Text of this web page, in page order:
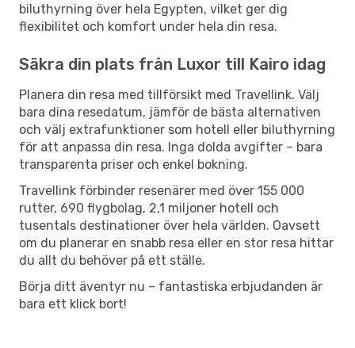
biluthyrning över hela Egypten, vilket ger dig
flexibilitet och komfort under hela din resa.
Säkra din plats från Luxor till Kairo idag
Planera din resa med tillförsikt med Travellink. Välj
bara dina resedatum, jämför de bästa alternativen
och välj extrafunktioner som hotell eller biluthyrning
för att anpassa din resa. Inga dolda avgifter – bara
transparenta priser och enkel bokning.
Travellink förbinder resenärer med över 155 000
rutter, 690 flygbolag, 2,1 miljoner hotell och
tusentals destinationer över hela världen. Oavsett
om du planerar en snabb resa eller en stor resa hittar
du allt du behöver på ett ställe.
Börja ditt äventyr nu – fantastiska erbjudanden är
bara ett klick bort!